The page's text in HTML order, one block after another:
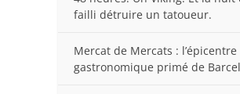
failli détruire un tatoueur.
Mercat de Mercats : l’épicentre
gastronomique primé de